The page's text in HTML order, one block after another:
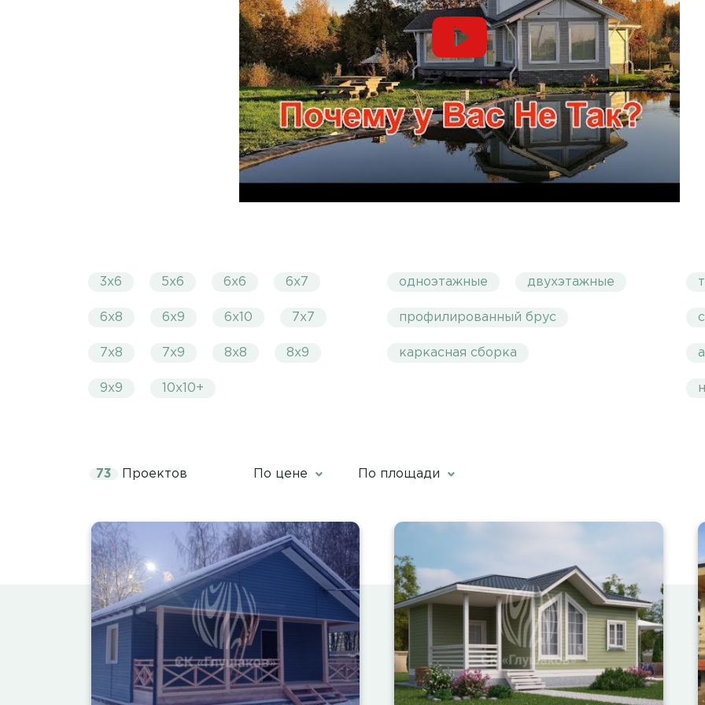
3х6 5х6 6х6 6х7
6х8 6х9 6х10 7х7
7х8 7х9 8х8 8х9
9х9 10х10+
одноэтажные двухэтажные
профилированный брус
каркасная сборка
73 Проектов По цене По площади